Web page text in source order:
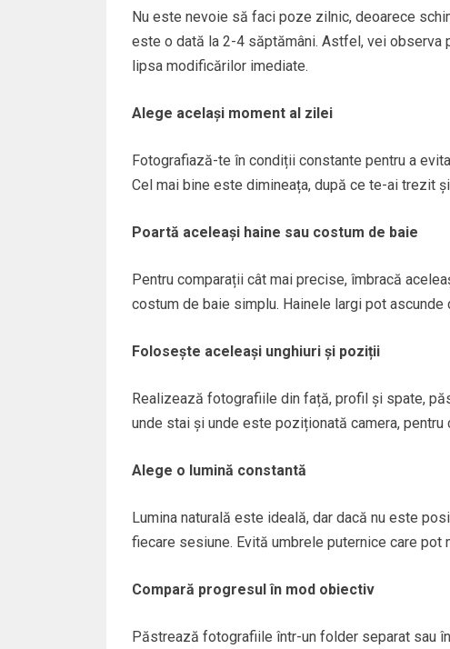
Nu este nevoie să faci poze zilnic, deoarece
este o dată la 2-4 săptămâni. Astfel, vei observa
lipsa modificărilor imediate.
Alege același moment al zilei
Fotografiază-te în condiții constante pentru a
Cel mai bine este dimineața, după ce te-ai trezit
Poartă aceleași haine sau costum de baie
Pentru comparații cât mai precise, îmbracă
costum de baie simplu. Hainele largi pot
Folosește aceleași unghiuri și poziții
Realizează fotografiile din față, profil și spate,
unde stai și unde este poziționată camera, pentru
Alege o lumină constantă
Lumina naturală este ideală, dar dacă nu este
fiecare sesiune. Evită umbrele puternice care
Compară progresul în mod obiectiv
Păstrează fotografiile într-un folder separat sau